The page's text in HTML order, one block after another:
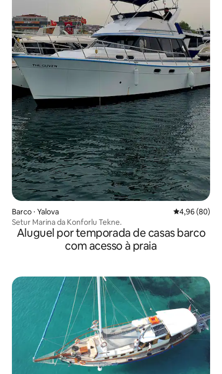
Barco ⋅ Yalova 4,96 de uma
4,96 (80)
Setur Marina da Konforlu Tekne.
Aluguel por temporada de casas barco
com acesso à praia